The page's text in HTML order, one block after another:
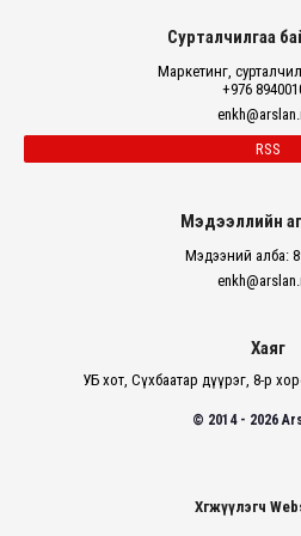
Сурталчилгаа
Маркетинг,
+976
RSS
Мэдээллийн
Мэдээний алба:
Хаяг
УБ хот, Сүхбаатар дүүрэг, 8-р
© 2014 - 2026
Хөгжүүлэгч